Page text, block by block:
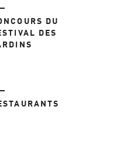
DU
DES